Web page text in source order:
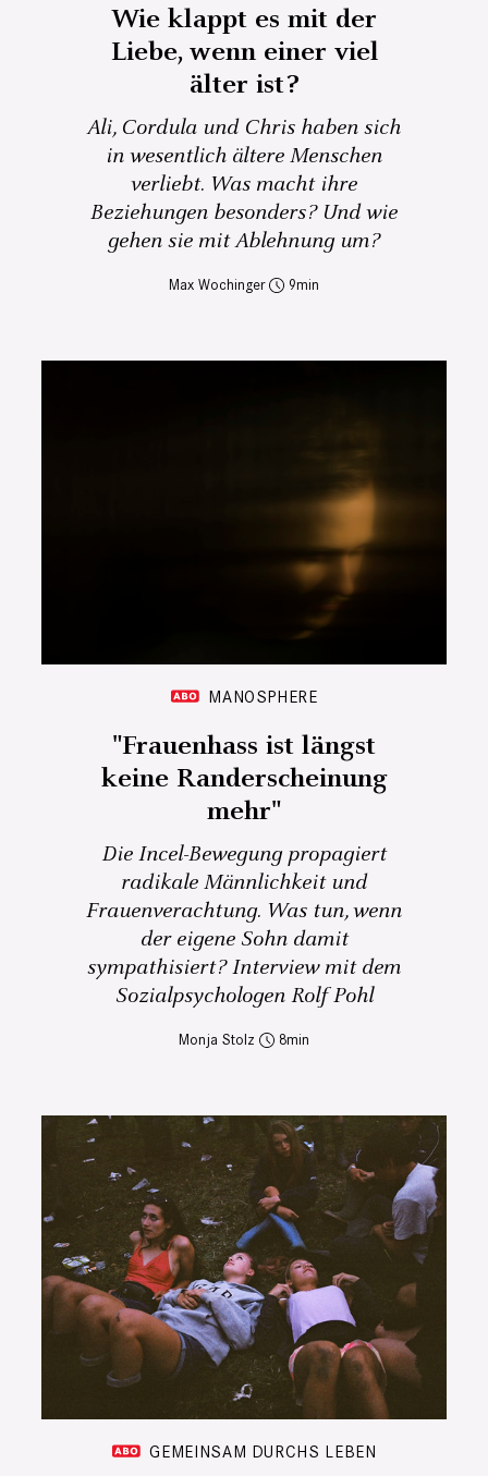
Wie klappt es mit der
Liebe, wenn einer viel
älter ist?
Ali, Cordula und Chris haben sich
in wesentlich ältere Menschen
verliebt. Was macht ihre
Beziehungen besonders? Und wie
gehen sie mit Ablehnung um?
Max Wochinger 9
MANOSPHERE
"Frauenhass ist längst
keine Randerscheinung
mehr"
Die Incel-Bewegung propagiert
radikale Männlichkeit und
Frauenverachtung. Was tun, wenn
der eigene Sohn damit
sympathisiert? Interview mit dem
Sozialpsychologen Rolf Pohl
Monja Stolz 8
GEMEINSAM DURCHS LEBEN